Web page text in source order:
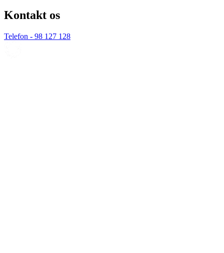
Kontakt os
Telefon - 98 127 128